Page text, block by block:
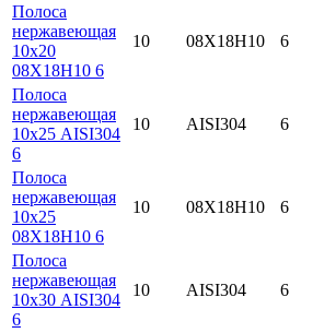
Полоса
нержавеющая
10х20
08Х18Н10 6
10 08Х18Н10 6
Полоса
нержавеющая
10х25 AISI304
6
10 AISI304 6
Полоса
нержавеющая
10х25
08Х18Н10 6
10 08Х18Н10 6
Полоса
нержавеющая
10х30 AISI304
6
10 AISI304 6